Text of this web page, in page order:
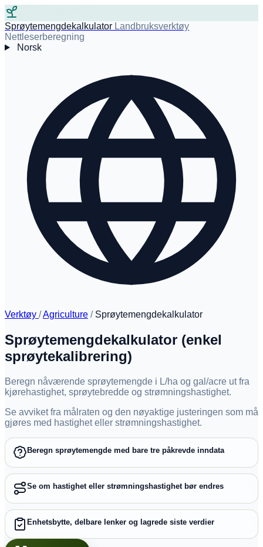
Sprøytemengdekalkulator Landbruksverktøy
Nettleserberegning
Norsk
Verktøy /Agriculture / Sprøytemengdekalkulator
Sprøytemengdekalkulator (enkel
sprøytekalibrering)
Beregn nåværende sprøytemengde i L/ha og gal/acre ut fra
kjørehastighet, sprøytebredde og strømningshastighet.
Se avviket fra målraten og den nøyaktige justeringen som må
gjøres med hastighet eller strømningshastighet.
Beregn sprøytemengde med bare tre påkrevde inndata
Se om hastighet eller strømningshastighet bør endres
Enhetsbytte, delbare lenker og lagrede siste verdier